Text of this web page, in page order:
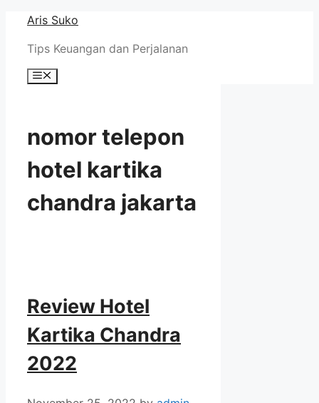
Skip
content
Aris Suko
Tips Keuangan dan Perjalanan
Menu
nomor telepon
hotel kartika
chandra jakarta
Review Hotel
Kartika Chandra
2022